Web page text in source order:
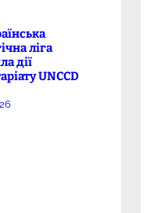
ліга
дії
UNCCD